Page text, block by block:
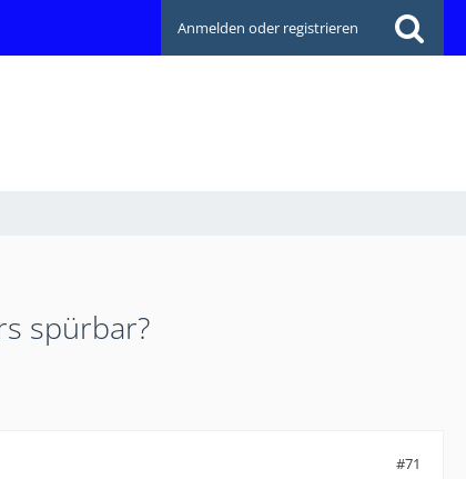
Anmelden oder registrieren
spürbar?
#71